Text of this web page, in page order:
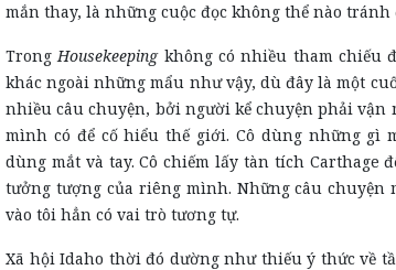
mắn thay, là những cuộc đọc không thể nào tránh
TrongHousekeepingkhông có nhiều tham chiếu
khác ngoài những mẩu như vậy, dù đây là một
nhiều câu chuyện, bởi người kể chuyện phải vận
mình có để cố hiểu thế giới. Cô dùng những gì
dùng mắt và tay. Cô chiếm lấy tàn tích Carthage
tưởng tượng của riêng mình. Những câu chuyện
vào tôi hẳn có vai trò tương tự.
Xã hội Idaho thời đó dường như thiếu ý thức về